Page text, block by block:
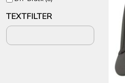
TEXTFILTER